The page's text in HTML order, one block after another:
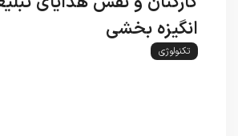
انگیزه بخشی
تکنولوژی